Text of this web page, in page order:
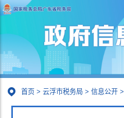
首页 > 云浮市税务局 > 信息公开 >